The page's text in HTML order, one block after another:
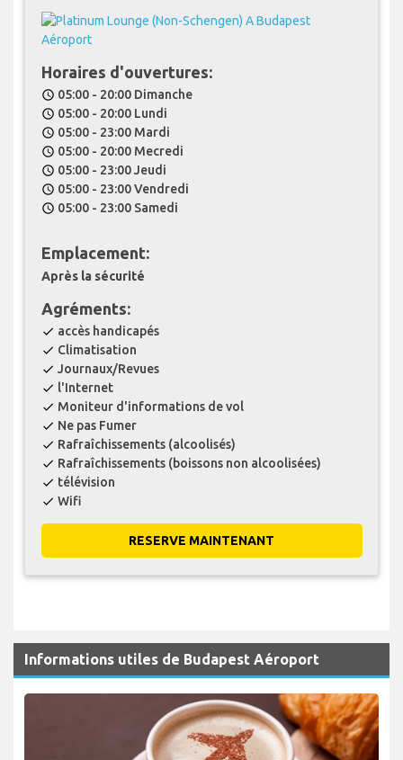
Horaires d'ouvertures:
schedule 05:00 - 20:00 Dimanche
schedule 05:00 - 20:00 Lundi
schedule 05:00 - 23:00 Mardi
schedule 05:00 - 20:00 Mecredi
schedule 05:00 - 23:00 Jeudi
schedule 05:00 - 23:00 Vendredi
schedule 05:00 - 23:00 Samedi
Emplacement:
Après la sécurité
Agréments:
check accès handicapés
check Climatisation
check Journaux/Revues
check l'Internet
check Moniteur d'informations de vol
check Ne pas Fumer
check Rafraîchissements (alcoolisés)
check Rafraîchissements (boissons non alcoolisées)
check télévision
check Wifi
RESERVE MAINTENANT
Informations utiles de Budapest Aéroport